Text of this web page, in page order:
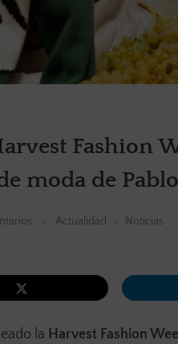
Fashion
moda de
Actualidad Noticias
la Harvest Fashion